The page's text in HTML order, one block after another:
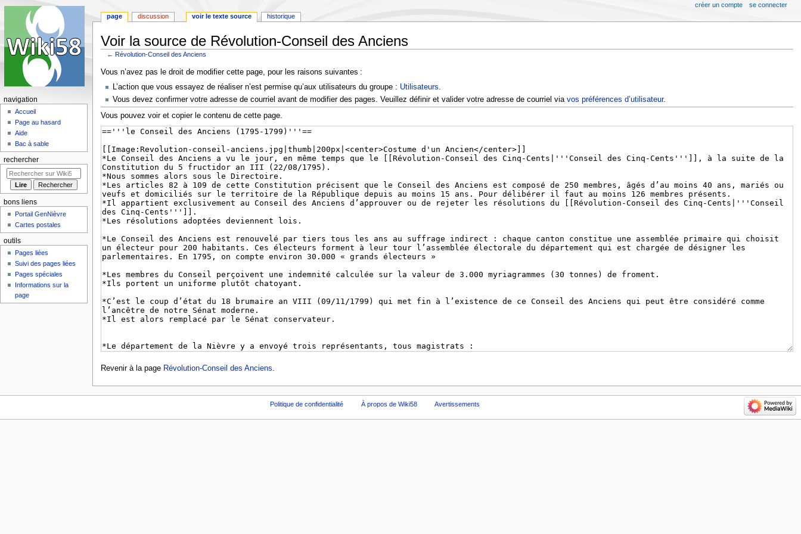
Voir la source de Révolution-Conseil des Anciens
← Révolution-Conseil des Anciens
Aller
navigation
Aller
recherche
Vous n’avez pas le droit de modifier cette page, pour les raisons suivantes :
L’action que vous essayez de réaliser n’est permise qu’aux utilisateurs du groupe : Utilisateurs.
Vous devez confirmer votre adresse de courriel avant de modifier des pages. Veuillez définir et valider votre adresse de courriel via vos préférences d’utilisateur.
Vous pouvez voir et copier le contenu de cette page.
Revenir à la page Révolution-Conseil des Anciens.
page discussion voir le texte source historique
créer un compte se connecter
navigation
Accueil
Page au hasard
Aide
Bac à sable
rechercher
bons liens
Portail GenNièvre
Cartes postales
outils
Pages liées
Suivi des pages liées
Pages spéciales
Informations sur la
page
Politique de confidentialité À propos de Wiki58 Avertissements